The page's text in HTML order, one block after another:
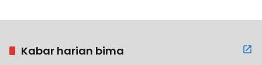
Kabar harian bima